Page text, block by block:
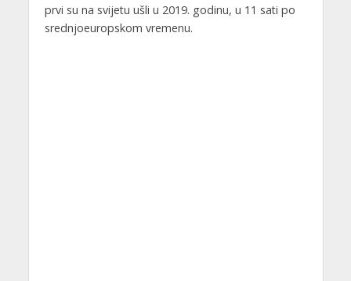
prvi su na svijetu ušli u 2019. godinu, u 11 sati po
srednjoeuropskom vremenu.